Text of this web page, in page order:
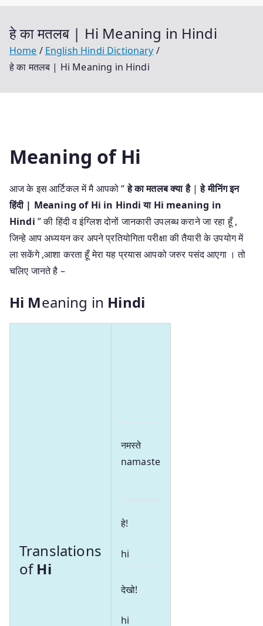
हे का मतलब | Hi Meaning in Hindi
Home
English Hindi Dictionary
हे का मतलब | Hi Meaning in Hindi
Meaning of Hi
आज के इस आर्टिकल में मै आपको “हे का मतलब क्या है|हे मीनिंग इन
हिंदी | Meaning of Hi in Hindi या Hi meaning in
Hindi ” की हिंदी व इंग्लिश दोनों जानकारी उपलब्ध कराने जा रहा हूँ ,
जिन्हे आप अध्ययन कर अपने प्रतियोगिता परीक्षा की तैयारी के उपयोग में
ला सकेंगे ,आशा करता हूँ मेरा यह प्रयास आपको जरुर पसंद आएगा । तो
चलिए जानते है –
Hi Meaning in Hindi
Translations
ofHi
नमस्ते
namaste
हे!
hi
देखो!
hi